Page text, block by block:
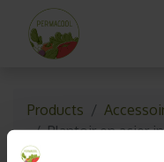
Products
Plantoir en acier